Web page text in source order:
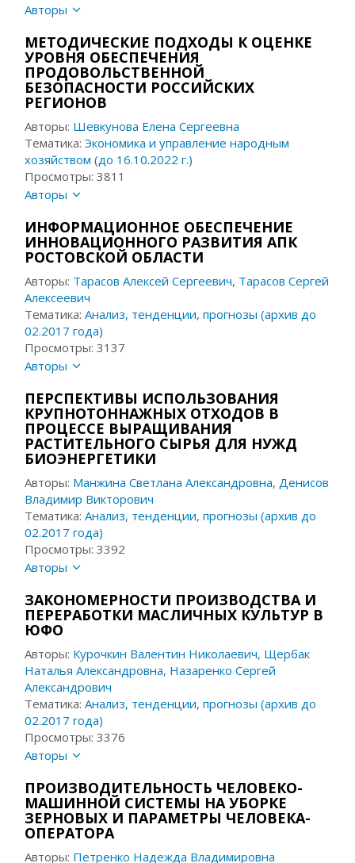
Авторы
МЕТОДИЧЕСКИЕ ПОДХОДЫ К ОЦЕНКЕ
УРОВНЯ ОБЕСПЕЧЕНИЯ
ПРОДОВОЛЬСТВЕННОЙ
БЕЗОПАСНОСТИ РОССИЙСКИХ
РЕГИОНОВ
Авторы: Шевкунова Елена Сергеевна
Тематика:Экономика и управление народным
хозяйством (до 16.10.2022 г.)
Просмотры: 3811
Авторы
ИНФОРМАЦИОННОЕ ОБЕСПЕЧЕНИЕ
ИННОВАЦИОННОГО РАЗВИТИЯ АПК
РОСТОВСКОЙ ОБЛАСТИ
Авторы: Тарасов Алексей Сергеевич, Тарасов Сергей
Алексеевич
Тематика:Анализ, тенденции, прогнозы (архив до
02.2017 года)
Просмотры: 3137
Авторы
ПЕРСПЕКТИВЫ ИСПОЛЬЗОВАНИЯ
КРУПНОТОННАЖНЫХ ОТХОДОВ В
ПРОЦЕССЕ ВЫРАЩИВАНИЯ
РАСТИТЕЛЬНОГО СЫРЬЯ ДЛЯ НУЖД
БИОЭНЕРГЕТИКИ
Авторы: Манжина Светлана Александровна,Денисов
Владимир Викторович
Тематика:Анализ, тенденции, прогнозы (архив до
02.2017 года)
Просмотры: 3392
Авторы
ЗАКОНОМЕРНОСТИ ПРОИЗВОДСТВА И
ПЕРЕРАБОТКИ МАСЛИЧНЫХ КУЛЬТУР В
ЮФО
Авторы: Курочкин Валентин Николаевич, Щербак
Наталья Александровна, Назаренко Сергей
Александрович
Тематика:Анализ, тенденции, прогнозы (архив до
02.2017 года)
Просмотры: 3376
Авторы
ПРОИЗВОДИТЕЛЬНОСТЬ ЧЕЛОВЕКО-
МАШИННОЙ СИСТЕМЫ НА УБОРКЕ
ЗЕРНОВЫХ И ПАРАМЕТРЫ ЧЕЛОВЕКА-
ОПЕРАТОРА
Авторы: Петренко Надежда Владимировна